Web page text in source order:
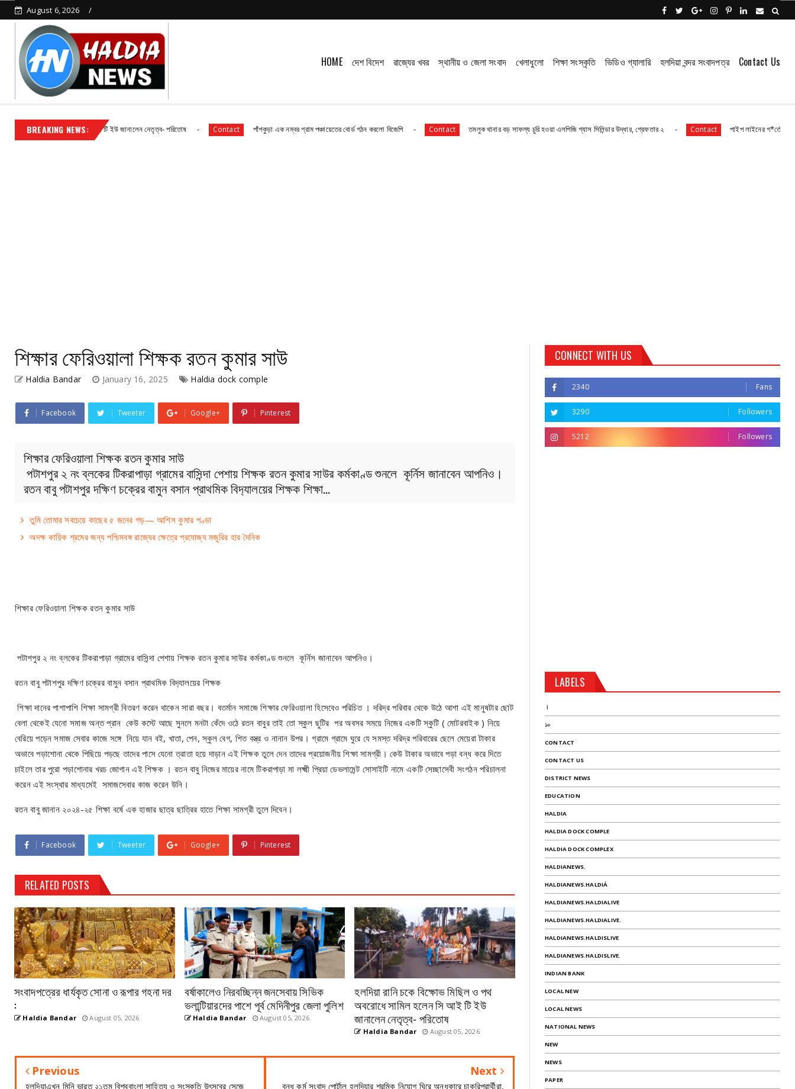
August 6, 2026
HOME দেশ বিদেশ রাজ্যের খবর স্থানীয় ও জেলা সংবাদ খেলাধুলো শিক্ষা সংস্কৃতি ভিডিও গ্যালারি হলদিয়া বন্দর সংবাদপত্র Contact Us
BREAKING NEWS:
সামিল হলেন সি আই টি ইউ জানালেন নেতৃত্ব- পরিতোষ Contact পাঁশকুড়া এক নম্বর গ্রাম পঞ্চায়েতের বোর্ড গঠন করলো বিজেপি Contact তমলুক থানার বড় সাফল্য চুরি হওয়া এলপিজি গ্যাস সিলিন্ডার উদ্ধার, গ্রেফতার ২ Contact পাইপ লাইনের গ*র্তে পড়ে শিশুর মৃ*ত্যু,
শিক্ষার ফেরিওয়ালা শিক্ষক রতন কুমার সাউ
Haldia Bandar January 16, 2025 Haldia dock comple
Facebook Tweeter Google+ Pinterest
শিক্ষার ফেরিওয়ালা শিক্ষক রতন কুমার সাউ
পটাশপুর ২ নং ব্লকের টিকরাপাড়া গ্রামের বাসিন্দা পেশায় শিক্ষক রতন কুমার সাউর কর্মকাণ্ড শুনলে কূর্নিস জানাবেন আপনিও।
রতন বাবু পটাশপুর দক্ষিণ চক্রের বামুন বসান প্রাথমিক বিদ‍্যালয়ের শিক্ষক শিক্ষা…
তুমি তোমার সবচেয়ে কাছের ৫ জনের গড়— আশিস কুমার পণ্ডা
অদক্ষ কায়িক শ্রমের জন্য পশ্চিমবঙ্গ রাজ্যের ক্ষেত্রে প্রযোজ্য মজুরির হার দৈনিক
শিক্ষার ফেরিওয়ালা শিক্ষক রতন কুমার সাউ
পটাশপুর ২ নং ব্লকের টিকরাপাড়া গ্রামের বাসিন্দা পেশায় শিক্ষক রতন কুমার সাউর কর্মকাণ্ড শুনলে কূর্নিস জানাবেন আপনিও।
রতন বাবু পটাশপুর দক্ষিণ চক্রের বামুন বসান প্রাথমিক বিদ‍্যালয়ের শিক্ষক
শিক্ষা দানের পাশাপাশি শিক্ষা সামগ্রী বিতরণ করেন থাকেন সারা বছর। বতর্মান সমাজে শিক্ষার ফেরিওয়ালা হিসেবেও পরিচিত । দরিদ্র পরিবার থেকে উঠে আশা এই মানুষটার ছোট
বেলা থেকেই যেনো সমাজ অন্ত প্রান কেউ কস্টে আছে সুনলে মনটা কেঁদে ওঠে রতন বাবুর তাই তো স্কুল ছুটির পর অবসর সময়ে নিজের একটি স্কুটি ( মোটরবাইক ) নিয়ে
বেরিয়ে পড়েন সমাজ সেবার কাজে সঙ্গে নিয়ে যান বই, খাতা, পেন, স্কুল বেগ, শিত বস্ত্র ও নানান উপর। গ্রামে গ্রামে ঘুরে যে সমস্ত দরিদ্র পরিবারের ছেলে মেয়েরা টাকার
অভাবে পড়াশোনা থেকে পিছিয়ে পড়ছে তাদের পাসে যেনো ত্রাতা হয়ে দাড়ান এই শিক্ষক তুলে দেন তাদের প্রয়োজনীয় শিক্ষা সামগ্রী। কেউ টাকার অভাবে পড়া বন্ধ করে দিতে
চাইলে তার পুরো পড়াশোনার খরচ জোগান এই শিক্ষক । রতন বাবু নিজের মায়ের নামে টিকরাপাড়া মা লক্ষ্মী প্রিয়া ডেভলামেন্ট সোসাইটি নামে একটি সেচ্ছাসেবী সংগঠন পরিচালনা
করেন এই সংস্থার মাধ্যমেই সমাজসেবার কাজ করেন উনি।
রতন বাবু জানান ২০২৪-২৫ শিক্ষা বর্ষে এক হাজার ছাত্র ছাত্রির হাতে শিক্ষা সামগ্রী তুলে দিবেন।
Facebook Tweeter Google+ Pinterest
RELATED POSTS
সংবাদপত্রের ধার্যকৃত সোনা ও রূপার গহনা দর
:
Haldia Bandar August 05, 2026
বর্ষাকালেও নিরবচ্ছিন্ন জনসেবায় সিভিক
ভলান্টিয়ারদের পাশে পূর্ব মেদিনীপুর জেলা পুলিশ
Haldia Bandar August 05, 2026
হলদিয়া রানি চকে বিক্ষোভ মিছিল ও পথ
অবরোধে সামিল হলেন সি আই টি ইউ
জানালেন নেতৃত্ব- পরিতোষ
Haldia Bandar August 05, 2026
Previous
হলদিয়াএখন মিনি ভারত ২১তম বিশ্ববাংলা সাহিত্য ও সংস্কৃতি উৎসবের সেজে
Next
বন্ধ কর্ম সংবাদ পোর্টাল হলদিয়ার শ্রমিক নিয়োগ ঘিরে অন্ধকারে চাকরিপ্রার্থীরা,
CONNECT WITH US
2340 Fans
3290 Followers
5212 Followers
LABELS
।
১০
CONTACT
CONTACT US
DISTRICT NEWS
EDUCATION
HALDIA
HALDIA DOCK COMPLE
HALDIA DOCK COMPLEX
HALDIANEWS.
HALDIANEWS.HALDIÁ
HALDIANEWS.HALDIALIVE
HALDIANEWS.HALDIALIVE.
HALDIANEWS.HALDISLIVE
HALDIANEWS.HALDISLIVE.
INDIAN BANK
LOCAL NEW
LOCAL NEWS
NATIONAL NEWS
NEW
NEWS
PAPER